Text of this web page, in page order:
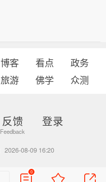
博客 看点
政务
旅游 佛学 众测
反馈 登录
2026-08-09 16:20
0